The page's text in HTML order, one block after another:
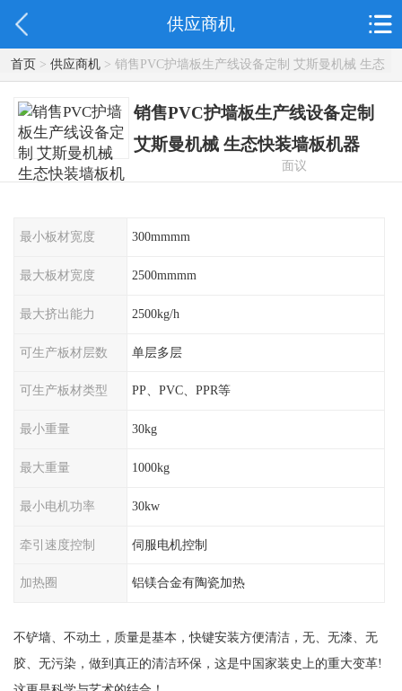
供应商机
首页> 供应商机> 销售PVC护墙板生产线设备定制 艾斯曼机械 生态
快装墙板机器
销售PVC护墙板生产线设备定制
艾斯曼机械 生态快装墙板机器
面议
最小板材宽度 300mmmm
最大板材宽度 2500mmmm
最大挤出能力 2500kg/h
可生产板材层数 单层多层
可生产板材类型 PP、PVC、PPR等
最小重量 30kg
最大重量 1000kg
最小电机功率 30kw
牵引速度控制 伺服电机控制
加热圈 铝镁合金有陶瓷加热
不铲墙、不动土，质量是基本，快键安装方便清洁，无、无漆、无
胶、无污染，做到真正的清洁环保，这是中国家装史上的重大变革!